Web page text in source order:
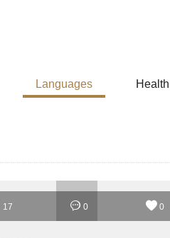
Languages
17 0 0